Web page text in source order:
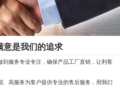
意是我们的追求
到服务专业专注，确保产品工厂直销，让利客
高服务为客户提供专业的售后服务，用我们